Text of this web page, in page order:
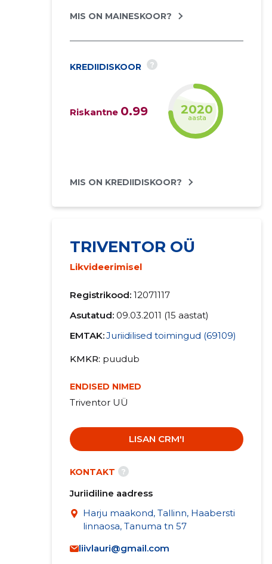
MIS ON MAINESKOOR?
KREDIIDISKOOR ?
Riskantne 0.99 2021
aasta
MIS ON KREDIIDISKOOR?
TRIVENTOR OÜ
Likvideerimisel
Registrikood: 12071117
Asutatud: 09.03.2011 (15 aastat)
EMTAK:Juriidilised toimingud (69109)
KMKR puudub
ENDISED NIMED
Triventor UÜ
LISAN CRM'I
KONTAKT ?
Juriidiline aadress
Harju maakond, Tallinn, Haabersti
linnaosa, Tanuma tn 57
liivlauri@gmail.com